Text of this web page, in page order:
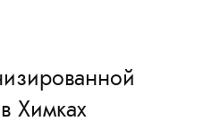
Химках